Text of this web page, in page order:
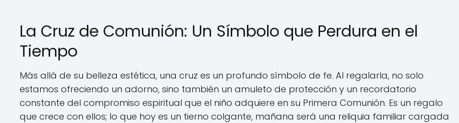
La Cruz de Comunión: Un Símbolo que Perdura en el
Tiempo
Más allá de su belleza estética, una cruz es un profundo símbolo de fe. Al regalarla, no solo
estamos ofreciendo un adorno, sino también un amuleto de protección y un recordatorio
constante del compromiso espiritual que el niño adquiere en su Primera Comunión. Es un regalo
que crece con ellos; lo que hoy es un tierno colgante, mañana será una reliquia familiar cargada